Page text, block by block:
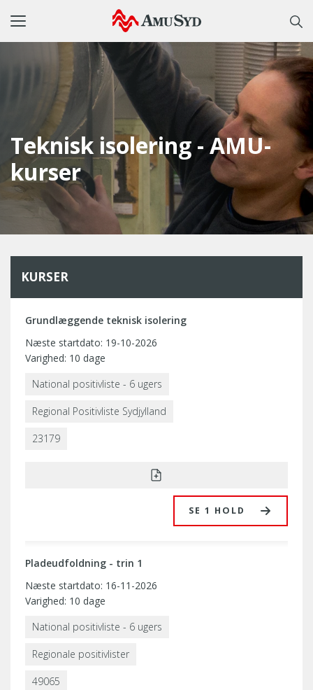
Toggle
Teknisk isolering - AMU-
kurser
KURSER
Grundlæggende teknisk isolering
National positivliste - 6 ugers
Regional Positivliste Sydjylland
23179
SE 1 HOLD
Næste startdato: 19-10-2026
Varighed: 10 dage
Pladeudfoldning - trin 1
National positivliste - 6 ugers
Regionale positivlister
49065
Næste startdato: 16-11-2026
Varighed: 10 dage